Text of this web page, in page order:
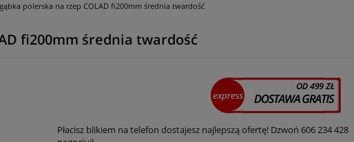
polerska na rzep COLAD fi200mm średnia twardość
fi200mm średnia twardość
Płacisz blikiem na telefon dostajesz najlepszą ofertę! Dzwoń 606 234 428